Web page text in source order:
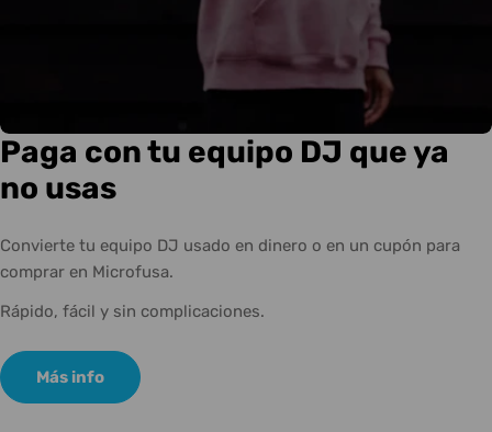
Paga con tu equipo DJ que ya
no usas
Convierte tu equipo DJ usado en dinero o en un cupón para
comprar en Microfusa.
Rápido, fácil y sin complicaciones.
Más info